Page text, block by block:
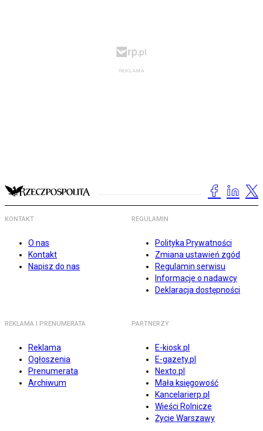
KONTAKT
O nas
Kontakt
Napisz do nas
REGULAMIN
Polityka Prywatności
Zmiana ustawień zgód
Regulamin serwisu
Informacje o nadawcy
Deklaracja dostępności
REKLAMA I PRENUMERATA
Reklama
Ogłoszenia
Prenumerata
Archiwum
PARTNERZY
E-kiosk.pl
E-gazety.pl
Nexto.pl
Mała księgowość
Kancelarierp.pl
Wieści Rolnicze
Życie Warszawy